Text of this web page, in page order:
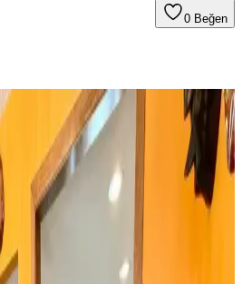
0 Beğen
Yeşil Çam Dalı ve Işıklı
detaylı özellikleri, kullanıcı
karşılaştırmasıyla yılbaşı
yapın.
Şıklık ve Fonksiyonellik